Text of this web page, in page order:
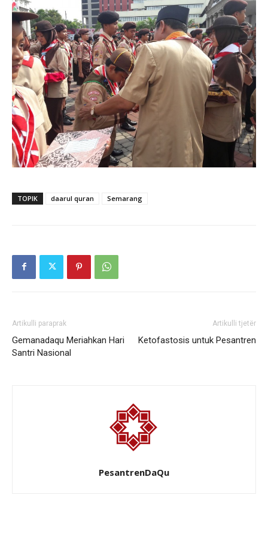
TOPIK daarul quran Semarang
Artikulli paraprak
Gemanadaqu Meriahkan Hari
Santri Nasional
Artikulli tjetër
Ketofastosis untuk Pesantren
PesantrenDaQu